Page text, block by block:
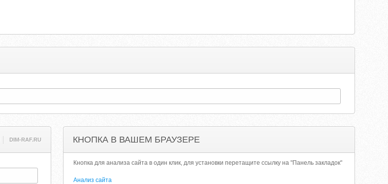
DIM-RAF.RU КНОПКА В ВАШЕМ БРАУЗЕРЕ
Кнопка для анализа сайта в один клик, для установки перетащите ссылку на "Панель закладок"
Анализ сайта